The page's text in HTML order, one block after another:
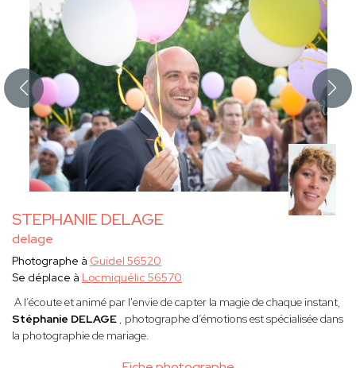
STEPHANIE DELAGE
delage
Photographe à Guidel 56520
Se déplace à Locmiquélic 56570
A l’écoute et animé par l'envie de capter la magie de chaque instant,
Stéphanie DELAGE , photographe d’émotions est spécialisée dans
la photographie de mariage.